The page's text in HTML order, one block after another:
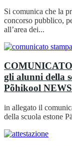
Si comunica che la
concorso pubblico,
all’area dei...
gli alunni della
Põhikool NEWS
in allegato il
della scuola estone